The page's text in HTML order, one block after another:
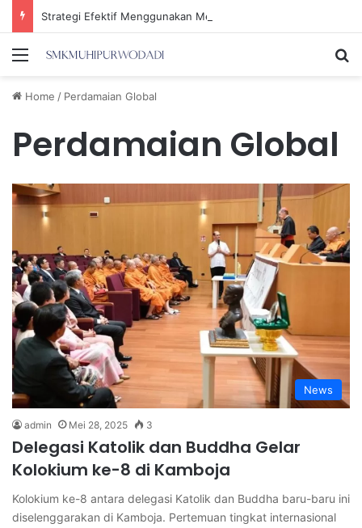
Menu
Home / Perdamaian Global
Perdamaian Global
News
admin Mei 28, 2025 3
Delegasi Katolik dan Buddha Gelar
Kolokium ke-8 di Kamboja
Kolokium ke-8 antara delegasi Katolik dan Buddha baru-baru ini
diselenggarakan di Kamboja. Pertemuan tingkat internasional